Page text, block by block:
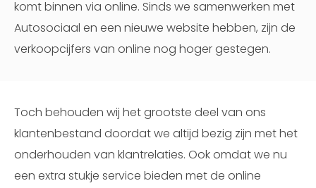
komt binnen via online. Sinds we samenwerken met
Autosociaal en een nieuwe website hebben, zijn de
verkoopcijfers van online nog hoger gestegen.
Toch behouden wij het grootste deel van ons
klantenbestand doordat we altijd bezig zijn met het
onderhouden van klantrelaties. Ook omdat we nu
een extra stukje service bieden met de online